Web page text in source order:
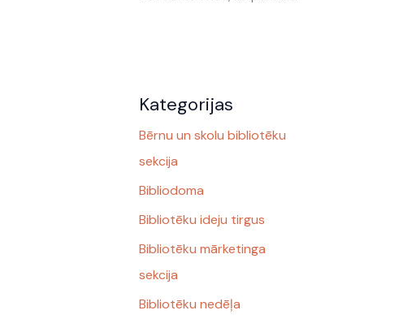
Kategorijas
Bērnu un skolu bibliotēku
sekcija
Bibliodoma
Bibliotēku ideju tirgus
Bibliotēku mārketinga
sekcija
Bibliotēku nedēļa